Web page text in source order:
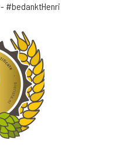
- #bedanktHenri